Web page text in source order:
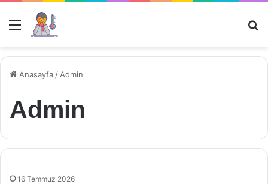
Menü
Anasayfa / Admin
Admin
16 Temmuz 2026